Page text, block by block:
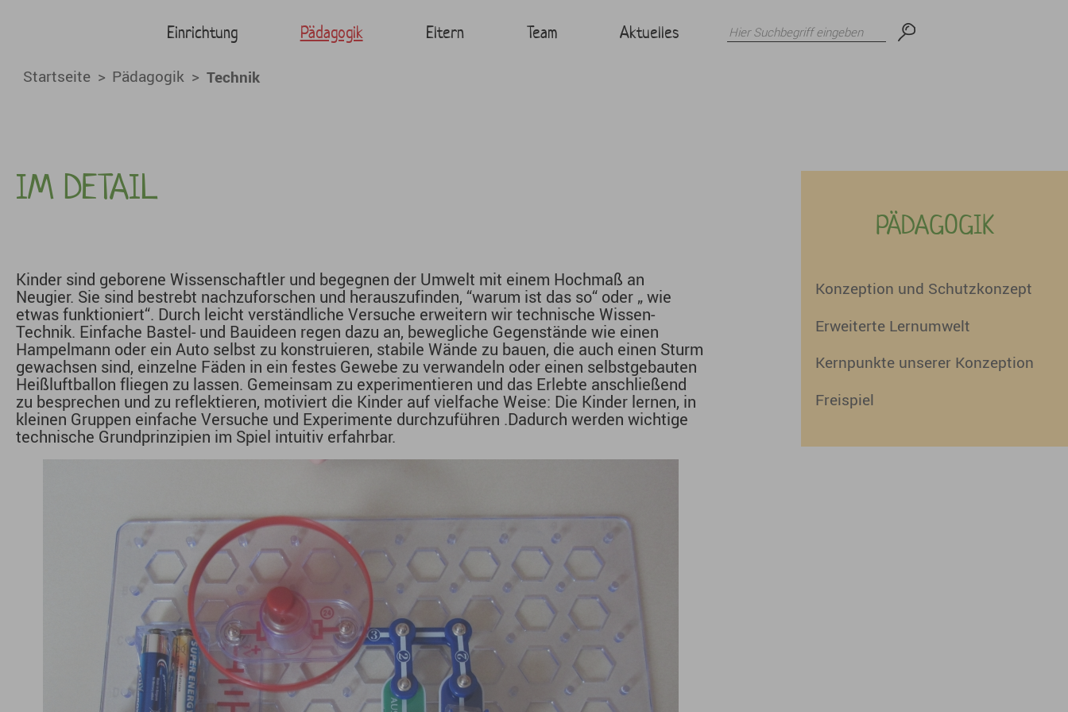
Technik - KiTa Baiersdorf Seligmannstrasse
Einrichtung Pädagogik Eltern Team Aktuelles
Startseite Pädagogik Technik
IM DETAIL
Kinder sind geborene Wissenschaftler und begegnen der Umwelt mit einem Hochmaß an
Neugier. Sie sind bestrebt nachzuforschen und herauszufinden, “warum ist das so“ oder „ wie
etwas funktioniert“. Durch leicht verständliche Versuche erweitern wir technische Wissen-
Technik. Einfache Bastel- und Bauideen regen dazu an, bewegliche Gegenstände wie einen
Hampelmann oder ein Auto selbst zu konstruieren, stabile Wände zu bauen, die auch einen Sturm
gewachsen sind, einzelne Fäden in ein festes Gewebe zu verwandeln oder einen selbstgebauten
Heißluftballon fliegen zu lassen. Gemeinsam zu experimentieren und das Erlebte anschließend
zu besprechen und zu reflektieren, motiviert die Kinder auf vielfache Weise: Die Kinder lernen, in
kleinen Gruppen einfache Versuche und Experimente durchzuführen .Dadurch werden wichtige
technische Grundprinzipien im Spiel intuitiv erfahrbar.
PÄDAGOGIK
Konzeption und Schutzkonzept
Erweiterte Lernumwelt
Kernpunkte unserer Konzeption
Freispiel